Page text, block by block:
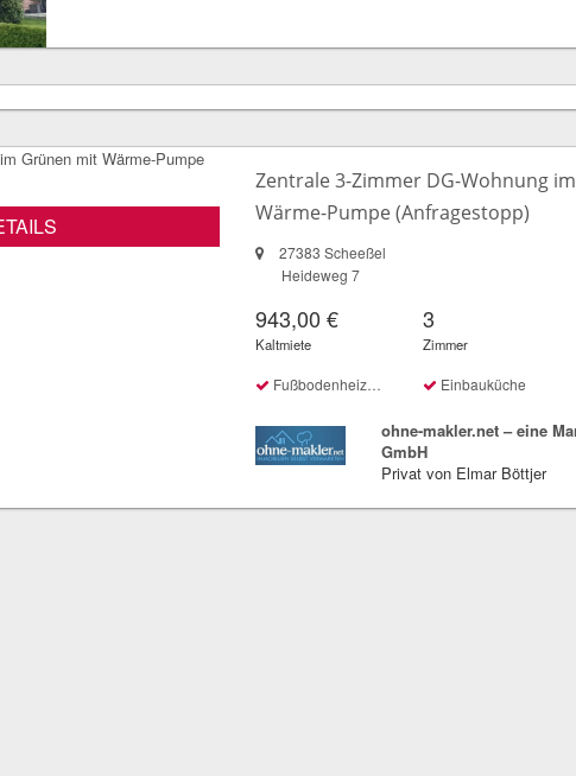
Zentrale 3-Zimmer DG-Wohnung
Wärme-Pumpe (Anfragestopp)
27383 Scheeßel
Heideweg 7
943,00 €
Kaltmiete
3
Zimmer
Fußbodenheizung Einbauküche
ohne-makler.net – eine
GmbH
Privat von Elmar Böttjer